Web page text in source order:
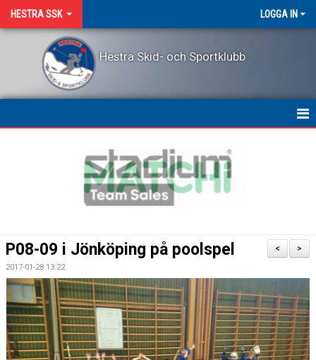
HESTRA SSK LOGGA IN
Hestra Skid- och Sportklubb
LEDARPRIS
KALENDER
GÄSTBOK
BILDGALLERI
>
<
P08-09 i Jönköping på poolspel
2017-01-28 13:22